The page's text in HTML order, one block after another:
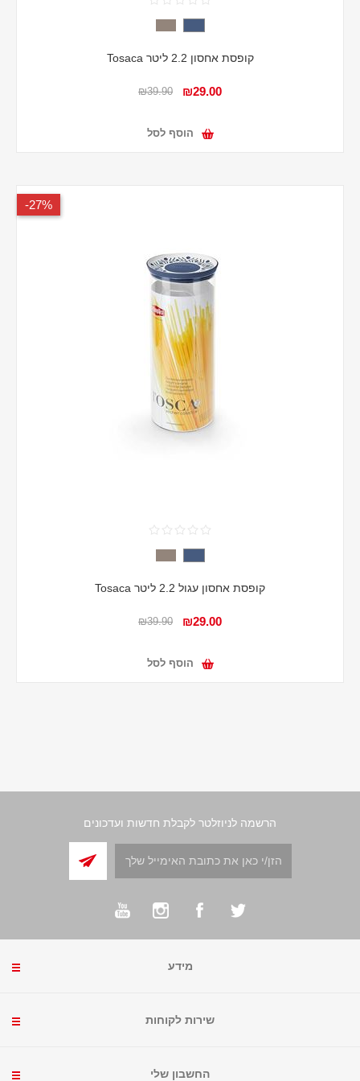
קופסת אחסון 2.2 ליטר Tosaca
₪29.00
₪39.90
הוסף לסל
27%-
קופסת אחסון עגול 2.2 ליטר Tosaca
₪29.00
₪39.90
הוסף לסל
הרשמה לניוזלטר לקבלת חדשות ועדכונים
מידע
שירות לקוחות
החשבון שלי